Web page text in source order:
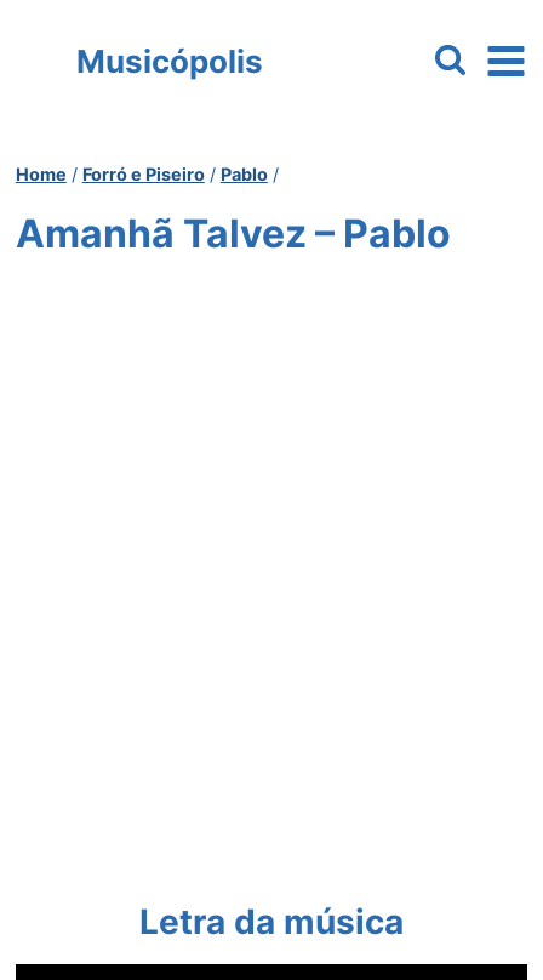
Musicópolis
Home / Forró e Piseiro / Pablo /
Amanhã Talvez – Pablo
Letra da música